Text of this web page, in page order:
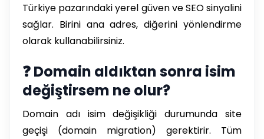
Türkiye pazarındaki yerel güven ve SEO sinyalini
sağlar. Birini ana adres, diğerini yönlendirme
olarak kullanabilirsiniz.
❓ Domain aldıktan sonra isim
değiştirsem ne olur?
Domain adı isim değişikliği durumunda site
geçişi (domain migration) gerektirir. Tüm